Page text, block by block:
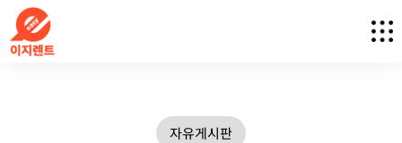
자유게시판